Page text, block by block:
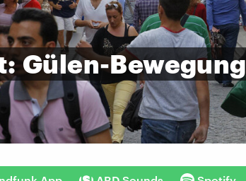
Gülen-Bewegung